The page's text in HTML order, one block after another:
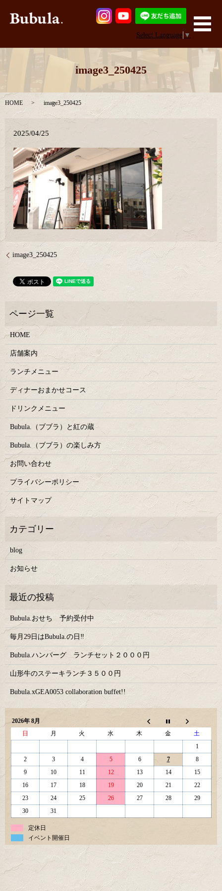
Select Language ▼
メ
image3_250425
HOME image3_250425
2025/04/25
image3_250425
HOME
店舗案内
ランチメニュー
ディナーおまかせコース
ドリンクメニュー
Bubula.（ブブラ）と紅の蔵
Bubula.（ブブラ）の楽しみ方
お問い合わせ
プライバシーポリシー
サイトマップ
blog
お知らせ
Bubula.おせち 予約受付中
毎月29日はBubula.の日‼
Bubula.ハンバーグ ランチセット２０００円
山形牛のステーキランチ３５００円
Bubula.xGEA0053 collaboration buffet!!
2026年 8月
日
月 火 水 木 金
土
1
2
3 4 5 6 7
8
9
10 11 12 13 14
15
16
17 18 19 20 21
22
23
24 25 26 27 28
29
30
31
定休日
イベント開催日